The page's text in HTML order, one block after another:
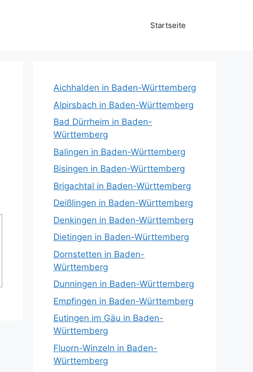
Startseite
Aichhalden in Baden-Württemberg
Alpirsbach in Baden-Württemberg
Bad Dürrheim in Baden-
Württemberg
Balingen in Baden-Württemberg
Bisingen in Baden-Württemberg
Brigachtal in Baden-Württemberg
Deißlingen in Baden-Württemberg
Denkingen in Baden-Württemberg
Dietingen in Baden-Württemberg
Dornstetten in Baden-
Württemberg
Dunningen in Baden-Württemberg
Empfingen in Baden-Württemberg
Eutingen im Gäu in Baden-
Württemberg
Fluorn-Winzeln in Baden-
Württemberg